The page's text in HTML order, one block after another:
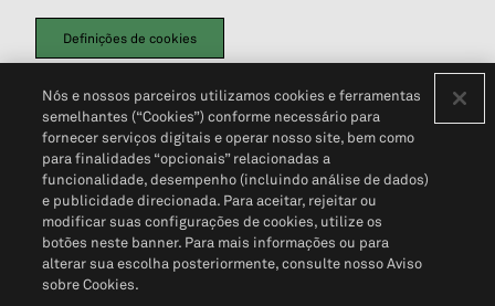
Definições de cookies
Política de PrivacidadePortal de privacidade do cliente (em inglês)
Não Venda Minhas Informações Pessoais© 2026 S&P Global
Nós e nossos parceiros utilizamos cookies e ferramentas
semelhantes (“Cookies”) conforme necessário para
fornecer serviços digitais e operar nosso site, bem como
para finalidades “opcionais” relacionadas a
funcionalidade, desempenho (incluindo análise de dados)
e publicidade direcionada. Para aceitar, rejeitar ou
modificar suas configurações de cookies, utilize os
botões neste banner. Para mais informações ou para
alterar sua escolha posteriormente, consulte nosso Aviso
sobre Cookies.